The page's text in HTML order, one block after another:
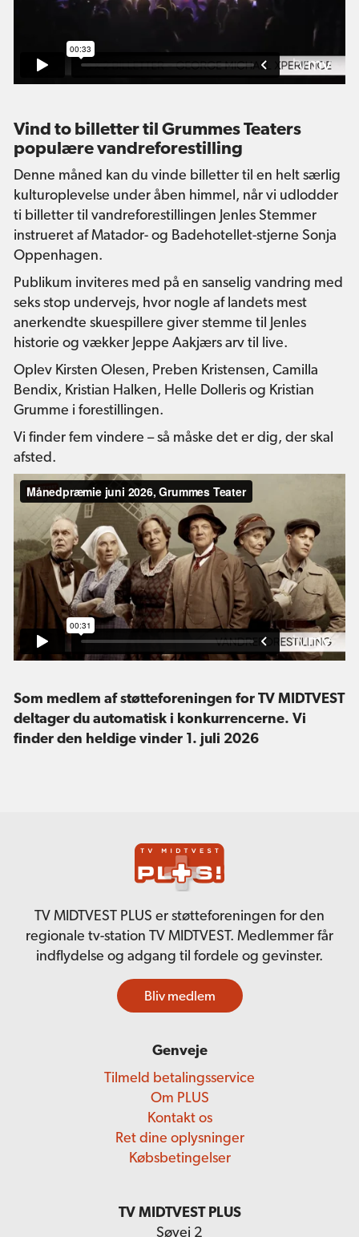
Vind to billetter til Grummes Teaters
populære vandreforestilling
Denne måned kan du vinde billetter til en helt særlig
kulturoplevelse under åben himmel, når vi udlodder
ti billetter til vandreforestillingen Jenles Stemmer
instrueret af Matador- og Badehotellet-stjerne Sonja
Oppenhagen.
Publikum inviteres med på en sanselig vandring med
seks stop undervejs, hvor nogle af landets mest
anerkendte skuespillere giver stemme til Jenles
historie og vækker Jeppe Aakjærs arv til live.
Oplev Kirsten Olesen, Preben Kristensen, Camilla
Bendix, Kristian Halken, Helle Dolleris og Kristian
Grumme i forestillingen.
Vi finder fem vindere – så måske det er dig, der skal
afsted.
Som medlem af støtteforeningen for TV MIDTVEST
deltager du automatisk i konkurrencerne. Vi
finder den heldige vinder 1. juli 2026
TV MIDTVEST PLUS er støtteforeningen for den
regionale tv-station TV MIDTVEST. Medlemmer får
indflydelse og adgang til fordele og gevinster.
Bliv medlem
Genveje
Tilmeld betalingsservice
Om PLUS
Kontakt os
Ret dine oplysninger
Købsbetingelser
TV MIDTVEST PLUS
Søvej 2